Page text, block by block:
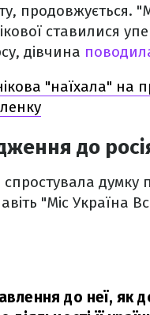
продовжується.
ставилися
дівчина
"наїхала" на
до
спростувала
"Міс Україна
до неї, як